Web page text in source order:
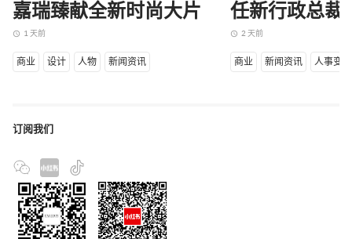
嘉瑞臻献全新时尚大片
access_time 1 天前
商业 设计 人物 新闻资讯
任新行政总裁
access_time 2 天前
商业 新闻资讯 人事变动
订阅我们